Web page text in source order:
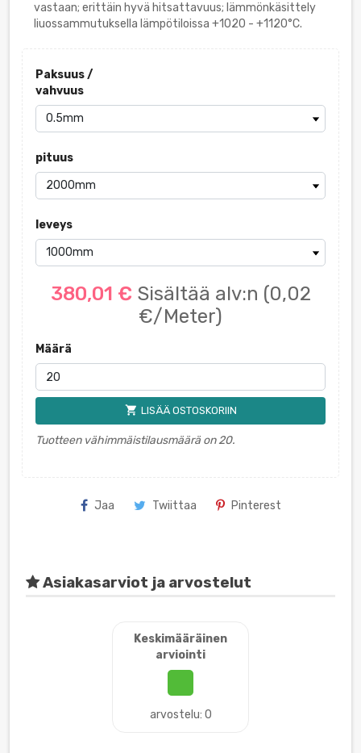
vastaan; erittäin hyvä hitsattavuus; lämmönkäsittely
liuossammutuksella lämpötiloissa +1020 - +1120°C.
Paksuus /
vahvuus
pituus
leveys
380,01 € Sisältää alv:n (0,02
€/Meter)
Määrä
shopping_cart LISÄÄ OSTOSKORIIN
Tuotteen vähimmäistilausmäärä on 20.
Jaa Twiittaa Pinterest
Asiakasarviot ja arvostelut
Keskimääräinen
arviointi
arvostelu: 0